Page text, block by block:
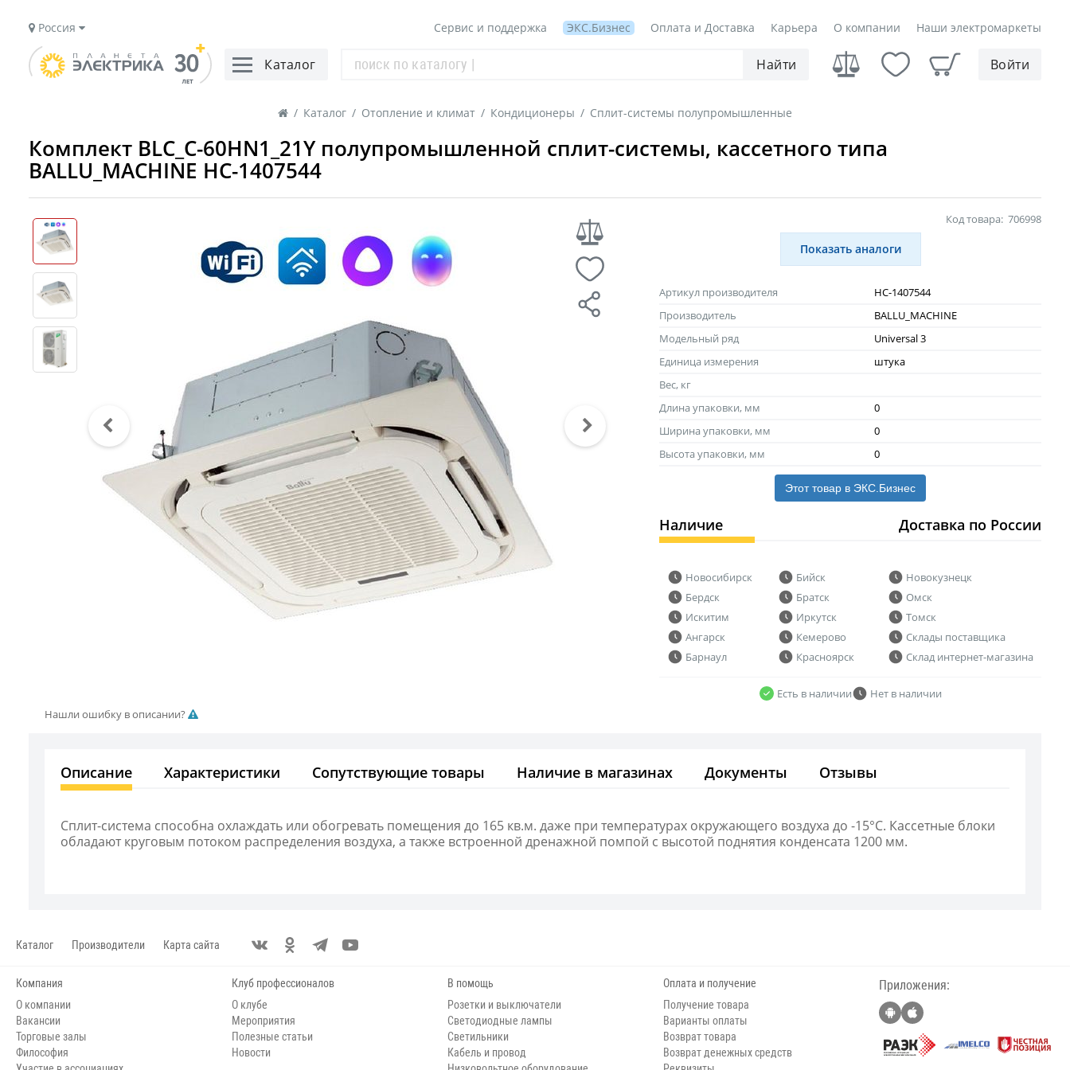
Россия Сервис и поддержка ЭКС.Бизнес Оплата и Доставка Карьера О компании Наши электромаркеты
Каталог Найти Войти
/ Каталог / Отопление и климат / Кондиционеры / Сплит-системы полупромышленные
Комплект BLC_C-60HN1_21Y полупромышленной сплит-системы, кассетного типа
BALLU_MACHINE НС-1407544
Код товара: 706998
Показать аналоги
Артикул производителя
НС-1407544
Производитель
BALLU_MACHINE
Модельный ряд
Universal 3
Единица измерения
штука
Вес, кг
Длина упаковки, мм
0
Ширина упаковки, мм
0
Высота упаковки, мм
0
Этот товар в ЭКС.Бизнес
Наличие Доставка по России
Новосибирск
Бердск
Искитим
Ангарск
Барнаул
Бийск
Братск
Иркутск
Кемерово
Красноярск
Новокузнецк
Омск
Томск
Склады поставщика
Склад интернет-магазина
Есть в наличии
Нет в наличии
Нашли ошибку в описании?
Описание Характеристики Сопутствующие товары Наличие в магазинах Документы Отзывы
Сплит-система способна охлаждать или обогревать помещения до 165 кв.м. даже при температурах окружающего воздуха до -15°С. Кассетные блоки
обладают круговым потоком распределения воздуха, а также встроенной дренажной помпой с высотой поднятия конденсата 1200 мм.
Каталог Производители Карта сайта
Компания
О компании
Вакансии
Торговые залы
Философия
Клуб профессионалов
О клубе
Мероприятия
Полезные статьи
Новости
В помощь
Розетки и выключатели
Светодиодные лампы
Светильники
Кабель и провод
Оплата и получение
Получение товара
Варианты оплаты
Возврат товара
Возврат денежных средств
Приложения: